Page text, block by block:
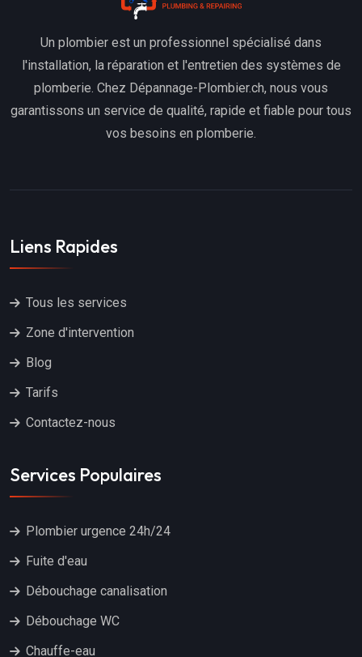
Un plombier est un professionnel spécialisé dans
l'installation, la réparation et l'entretien des systèmes de
plomberie. Chez Dépannage-Plombier.ch, nous vous
garantissons un service de qualité, rapide et fiable pour tous
vos besoins en plomberie.
Liens Rapides
Tous les services
Zone d'intervention
Blog
Tarifs
Contactez-nous
Services Populaires
Plombier urgence 24h/24
Fuite d'eau
Débouchage canalisation
Débouchage WC
Chauffe-eau